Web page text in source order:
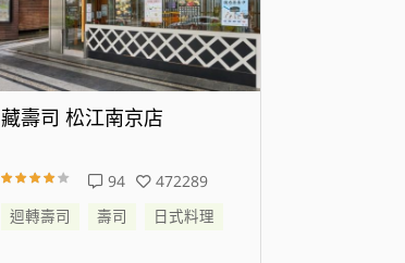
藏壽司 高雄時代大道店
138
344267
迴轉壽司
壽司 日式料理